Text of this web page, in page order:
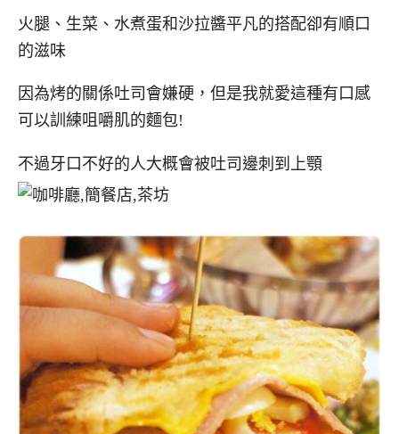
火腿、生菜、水煮蛋和沙拉醬平凡的搭配卻有順口
的滋味
因為烤的關係吐司會嫌硬，但是我就愛這種有口感
可以訓練咀嚼肌的麵包!
不過牙口不好的人大概會被吐司邊刺到上顎